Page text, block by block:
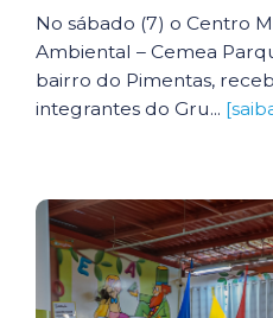
No sábado (7) o Centro
Ambiental – Cemea
bairro do Pimentas,
integrantes do Gru...